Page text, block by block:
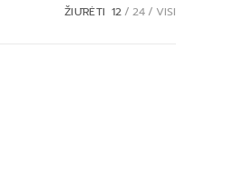
ŽIŪRĖTI 12 24 VISI